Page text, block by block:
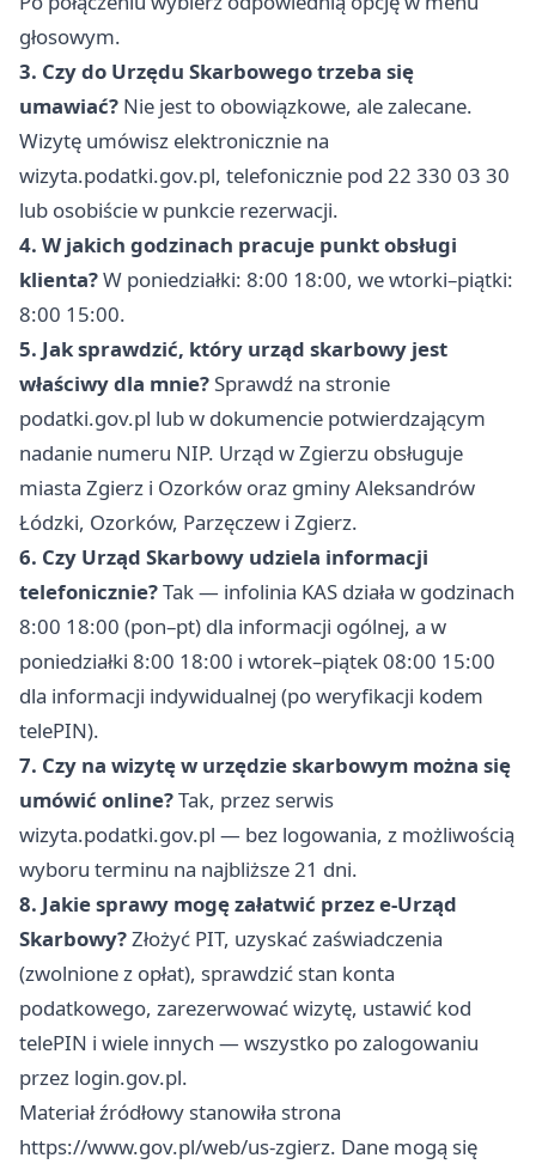
głosowym.
3. Czy do Urzędu Skarbowego trzeba się
umawiać? Nie jest to obowiązkowe, ale zalecane.
Wizytę umówisz elektronicznie na
wizyta.podatki.gov.pl, telefonicznie pod 22 330 03 30
lub osobiście w punkcie rezerwacji.
4. W jakich godzinach pracuje punkt obsługi
klienta?W poniedziałki: 8:00 18:00, we wtorki–piątki:
8:00 15:00.
5. Jak sprawdzić, który urząd skarbowy jest
właściwy dla mnie?Sprawdź na stronie
podatki.gov.pl lub w dokumencie potwierdzającym
nadanie numeru NIP. Urząd w Zgierzu obsługuje
miasta Zgierz i Ozorków oraz gminy Aleksandrów
Łódzki, Ozorków, Parzęczew i Zgierz.
6. Czy Urząd Skarbowy udziela informacji
telefonicznie?Tak — infolinia KAS działa w godzinach
8:00 18:00 (pon–pt) dla informacji ogólnej, a w
poniedziałki 8:00 18:00 i wtorek–piątek 08:00 15:00
dla informacji indywidualnej (po weryfikacji kodem
telePIN).
7. Czy na wizytę w urzędzie skarbowym można się
umówić online?Tak, przez serwis
wizyta.podatki.gov.pl — bez logowania, z możliwością
wyboru terminu na najbliższe 21 dni.
8. Jakie sprawy mogę załatwić przez e-Urząd
Skarbowy?Złożyć PIT, uzyskać zaświadczenia
(zwolnione z opłat), sprawdzić stan konta
podatkowego, zarezerwować wizytę, ustawić kod
telePIN i wiele innych — wszystko po zalogowaniu
przez login.gov.pl.
Materiał źródłowy stanowiła strona
https://www.gov.pl/web/us-zgierz. Dane mogą się